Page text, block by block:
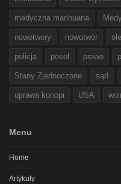
medyczna marihuana
nowotwory nowotwór
policja poseł prawo
Stany Zjednoczone sąd
uprawa konopi USA
Menu
Home
Artykuły